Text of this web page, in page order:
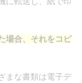
場合、それをコピ
まな書類は電子デ